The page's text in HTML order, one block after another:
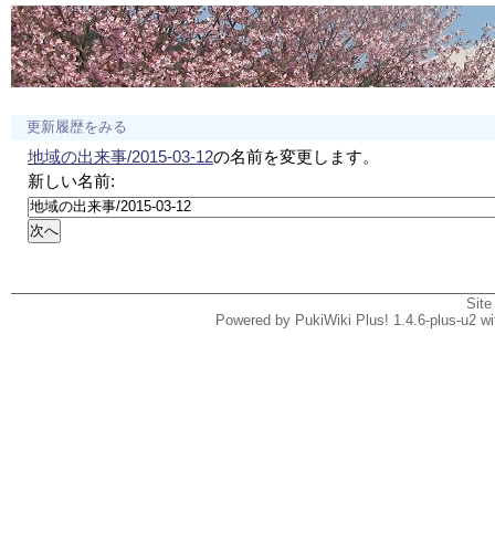
更新履歴をみる
地域の出来事/2015-03-12の名前を変更します。
新しい名前:
Powered by PukiWiki Plus! 1.4.6-plus-u2